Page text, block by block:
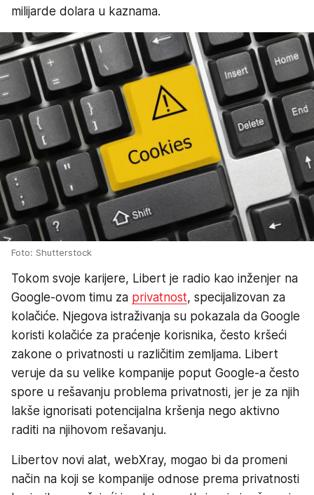
milijarde dolara u kaznama.
Foto: Shutterstock
Tokom svoje karijere, Libert je radio kao inženjer na
Google-ovom timu za privatnost, specijalizovan za
kolačiće. Njegova istraživanja su pokazala da Google
koristi kolačiće za praćenje korisnika, često kršeći
zakone o privatnosti u različitim zemljama. Libert
veruje da su velike kompanije poput Google-a često
spore u rešavanju problema privatnosti, jer je za njih
lakše ignorisati potencijalna kršenja nego aktivno
raditi na njihovom rešavanju.
Libertov novi alat, webXray, mogao bi da promeni
način na koji se kompanije odnose prema privatnosti